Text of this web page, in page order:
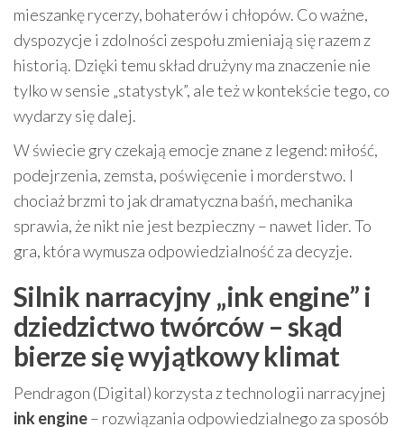
mieszankę rycerzy, bohaterów i chłopów. Co ważne,
dyspozycje i zdolności zespołu zmieniają się razem z
historią. Dzięki temu skład drużyny ma znaczenie nie
tylko w sensie „statystyk”, ale też w kontekście tego, co
wydarzy się dalej.
W świecie gry czekają emocje znane z legend: miłość,
podejrzenia, zemsta, poświęcenie i morderstwo. I
chociaż brzmi to jak dramatyczna baśń, mechanika
sprawia, że nikt nie jest bezpieczny – nawet lider. To
gra, która wymusza odpowiedzialność za decyzje.
Silnik narracyjny „ink engine” i
dziedzictwo twórców – skąd
bierze się wyjątkowy klimat
Pendragon (Digital) korzysta z technologii narracyjnej
ink engine– rozwiązania odpowiedzialnego za sposób